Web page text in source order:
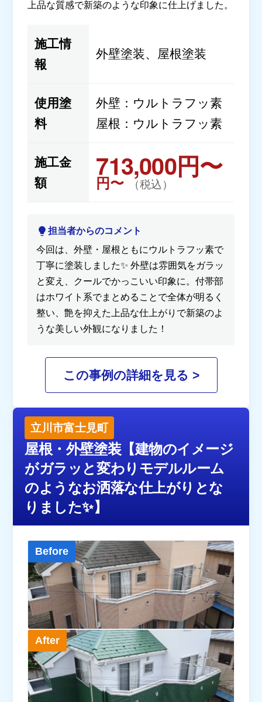
上品な質感で新築のような印象に仕上げました。
施工情
報
外壁塗装、屋根塗装
使用塗
料
外壁：ウルトラフッ素
屋根：ウルトラフッ素
施工金
額
713,000円〜
円〜 （税込）
担当者からのコメント
今回は、外壁・屋根ともにウルトラフッ素で
丁寧に塗装しました✨ 外壁は雰囲気をガラッ
と変え、クールでかっこいい印象に。付帯部
はホワイト系でまとめることで全体が明るく
整い、艶を抑えた上品な仕上がりで新築のよ
うな美しい外観になりました！
この事例の詳細を見る >
立川市富士見町
屋根・外壁塗装【建物のイメージ
がガラッと変わりモデルルーム
のようなお洒落な仕上がりとな
りました✨】
Before
After